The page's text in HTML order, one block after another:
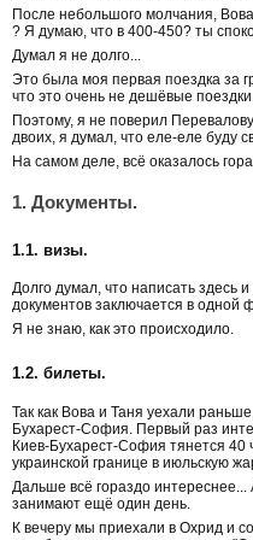
После небольшого молчания,
? Я думаю, что в 400-450? ты
Думал я не долго...
Это была моя первая поездка за
что это очень не дешёвые
Поэтому, я не поверил
двоих, я думал, что еле-еле буду
На самом деле, всё оказалось
1. Документы.
1.1. визы.
Долго думал, что написать здесь
документов заключается в одной
Я не знаю, как это происходило.
1.2. билеты.
Так как Вова и Таня уехали
Бухарест-София. Первый раз
Киев-Бухарест-София тянется 40
украинской границе в июльскую
Дальше всё гораздо
занимают ещё один день.
К вечеру мы приехали в Охрид и